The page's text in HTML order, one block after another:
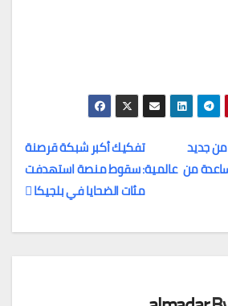
تفكيك أكبر شبكة قرصنة
عالمية: سقوط منصة استهدفت
مئات الضحايا في بلجيكا
جديد
من